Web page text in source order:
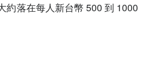
約落在每人新台幣 500 到 1000